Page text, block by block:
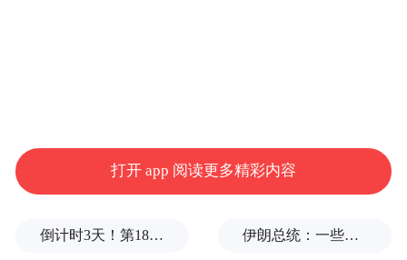
及预防措施应该属于枪支商店，而不是给孩
子买牛奶的地方。”
打开 app 阅读更多精彩内容
倒计时3天！第18届影响世界华人盛典即将启幕 伊朗总统：一些人认为美欧会出现通货膨胀，伊朗不会，我无法理解